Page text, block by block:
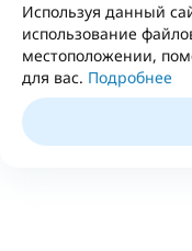
Используя данный
использование
местоположении,
для вас. Подробнее